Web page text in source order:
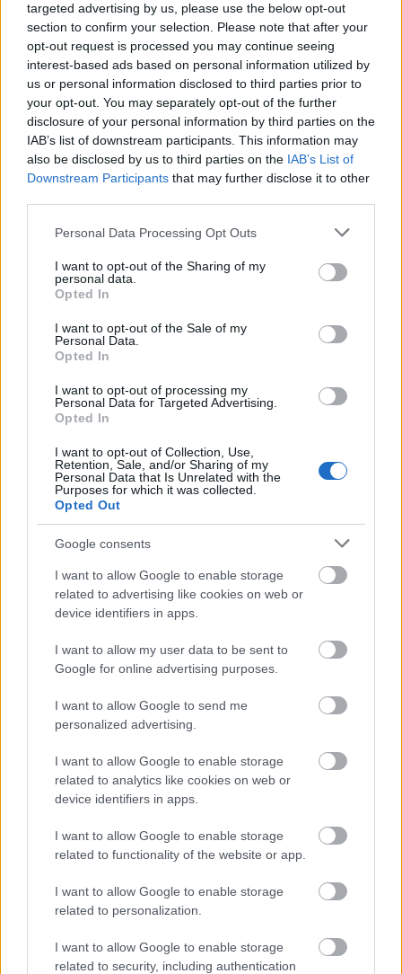
targeted advertising by us, please use the below opt-out
section to confirm your selection. Please note that after your
opt-out request is processed you may continue seeing
interest-based ads based on personal information utilized by
us or personal information disclosed to third parties prior to
your opt-out. You may separately opt-out of the further
disclosure of your personal information by third parties on the
IAB’s list of downstream participants. This information may
also be disclosed by us to third parties on the IAB’s List of
Downstream Participants that may further disclose it to other
Please note that this website/app uses one or more Google
not limited to your visit or usage behaviour. You may click to
grant or deny consent to Google and its third-party tags to
use your data for below specified purposes in below Google
consent section.
Personal Data Processing Opt Outs
I want to opt-out of the Sharing of my
personal data.
Opted In
I want to opt-out of the Sale of my
Personal Data.
Opted In
I want to opt-out of processing my
Personal Data for Targeted Advertising.
Opted In
I want to opt-out of Collection, Use,
Retention, Sale, and/or Sharing of my
Personal Data that Is Unrelated with the
Purposes for which it was collected.
Opted Out
Google consents
I want to allow Google to enable storage
related to advertising like cookies on web or
device identifiers in apps.
I want to allow my user data to be sent to
Google for online advertising purposes.
I want to allow Google to send me
personalized advertising.
I want to allow Google to enable storage
related to analytics like cookies on web or
device identifiers in apps.
I want to allow Google to enable storage
related to functionality of the website or app.
I want to allow Google to enable storage
related to personalization.
I want to allow Google to enable storage
related to security, including authentication
Vizeletmintavétel: A vizeletmintát általában azoknál
a betegségeknél veszik, amelyek a húgyutakat
érintik, például a chlamydia és a gonorrhoea
esetében.
Fizikai vizsgálat: Az orvos vagy egészségügyi
szakember fizikai vizsgálatot végezhet, amely során
megvizsgálja az intim területeket, keresve a
lehetséges tüneteket vagy elváltozásokat.
segítségével mintát vesznek az érintett területről,
segít a chlamydia, a gonorrhoea vagy más
fertőzések kimutatásában.
A pontos vizsgálatok és módszerek a
laboratóriumtól és a konkrét fertőzéstől függenek. A
hetek múlva kapják meg, és az orvos vagy
egészségügyi szakember megviteli a
teszteredményeket, valamint ad tanácsokat és
kezelési lehetőségeket, ha szükséges.
Fontos megjegyezni, hogy az STD-szűrés és a tesztek
típusa személyenként és az adott kockázati tényezők
alapján változhat. Az STD-szűrést ajánlott
rendszeresen elvégezni, különösen akkor, ha új
szexuális partnerekkel rendelkezünk, nem
használunk óvszert, vagy bármilyen tünetet vagy
gyanús viselkedést észlelünk.
Az STD-szűrés és a korai felismerés fontos szerepet
játszik a szexuális egészség megőrzésében. Ha
szeretne, forduljon orvoshoz, nőgyógyászhoz,
szexológushoz vagy a helyi klinikához, akik segítenek
nyújtanak a személyes kockázatok alapján.
std szűrés, std szűrés budapest
std szűrés budapest
std szűrés, std szűrés budapest